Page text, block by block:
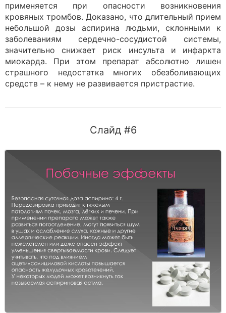
применяется при опасности возникновения
кровяных тромбов. Доказано, что длительный прием
небольшой дозы аспирина людьми, склонными к
заболеваниям сердечно-сосудистой системы,
значительно снижает риск инсульта и инфаркта
миокарда. При этом препарат абсолютно лишен
страшного недостатка многих обезболивающих
средств – к нему не развивается пристрастие.
Слайд #6